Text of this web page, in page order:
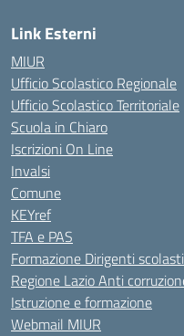
Link Esterni
MIUR
Ufficio Scolastico Regionale
Ufficio Scolastico Territoriale
Scuola in Chiaro
Iscrizioni On Line
Invalsi
Comune
KEYref
TFA e PAS
Formazione Dirigenti
Regione Lazio Anti
Istruzione e formazione
Webmail MIUR